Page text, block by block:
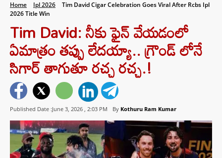
Home Ipl 2026
Tim David Cigar Celebration Goes Viral After Rcbs Ipl
2026 Title Win
Tim David: నీకు ఫైన్ వేయడంలో
ఏమాత్రం తప్పు లేదయ్యా.. గ్రౌండ్ లోనే
సిగార్ తాగుతూ రచ్చ రచ్చ.!
Published Date :June 3, 2026 , 2:03 PM By Kothuru Ram Kumar